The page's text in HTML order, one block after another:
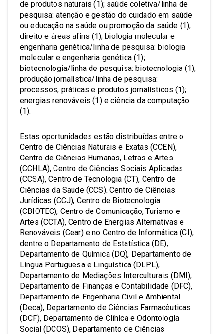
de produtos naturais (1); saúde coletiva/linha de
pesquisa: atenção e gestão do cuidado em saúde
ou educação na saúde ou promoção da saúde (1);
direito e áreas afins (1); biologia molecular e
engenharia genética/linha de pesquisa: biologia
molecular e engenharia genética (1);
biotecnologia/linha de pesquisa: biotecnologia (1);
produção jornalística/linha de pesquisa:
processos, práticas e produtos jornalísticos (1);
energias renováveis (1) e ciência da computação
(1).
Estas oportunidades estão distribuídas entre o
Centro de Ciências Naturais e Exatas (CCEN),
Centro de Ciências Humanas, Letras e Artes
(CCHLA), Centro de Ciências Sociais Aplicadas
(CCSA), Centro de Tecnologia (CT), Centro de
Ciências da Saúde (CCS), Centro de Ciências
Jurídicas (CCJ), Centro de Biotecnologia
(CBIOTEC), Centro de Comunicação, Turismo e
Artes (CCTA), Centro de Energias Alternativas e
Renováveis (Cear) e no Centro de Informática (CI),
dentre o Departamento de Estatística (DE),
Departamento de Química (DQ), Departamento de
Língua Portuguesa e Linguística (DLPL),
Departamento de Mediações Interculturais (DMI),
Departamento de Finanças e Contabilidade (DFC),
Departamento de Engenharia Civil e Ambiental
(Deca), Departamento de Ciências Farmacêuticas
(DCF), Departamento de Clínica e Odontologia
Social (DCOS), Departamento de Ciências